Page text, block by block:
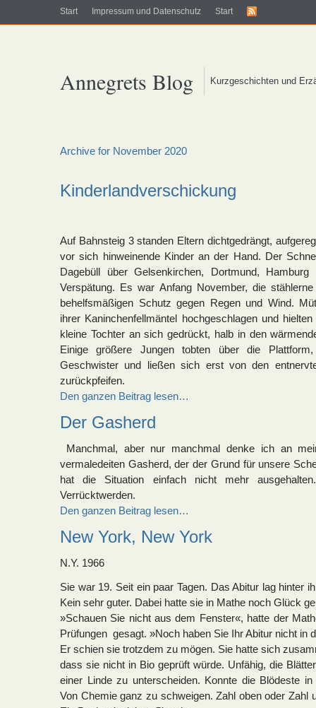
Start Impressum und Datenschutz Start
Annegrets Blog Kurzgeschichten und
Archive for November 2020
Kinderlandverschickung
Auf Bahnsteig 3 standen Eltern dichtgedrängt,
vor sich hinweinende Kinder an der Hand. Der
Dagebüll über Gelsenkirchen, Dortmund,
Verspätung. Es war Anfang November, die
behelfsmäßigen Schutz gegen Regen und Wind.
ihrer Kaninchenfellmäntel hochgeschlagen und
kleine Tochter an sich gedrückt, halb in den
Einige größere Jungen tobten über die
Geschwister und ließen sich erst von den
zurückpfeifen.
Den ganzen Beitrag lesen…
Der Gasherd
Manchmal, aber nur manchmal denke ich an
vermaledeiten Gasherd, der der Grund für unsere
hat die Situation einfach nicht mehr
Verrücktwerden.
Den ganzen Beitrag lesen…
New York, New York
N.Y. 1966
Sie war 19. Seit ein paar Tagen. Das Abitur lag hinter
Kein sehr guter. Dabei hatte sie in Mathe noch Glück
»Schauen Sie nicht aus dem Fenster«, hatte der
Prüfungen gesagt. »Noch haben Sie Ihr Abitur nicht in
Er schien sie trotzdem zu mögen. Sie hatte sich
dass sie nicht in Bio geprüft würde. Unfähig, die
einer Linde zu unterscheiden. Konnte die Blödeste
Von Chemie ganz zu schweigen. Zahl oben oder Zahl